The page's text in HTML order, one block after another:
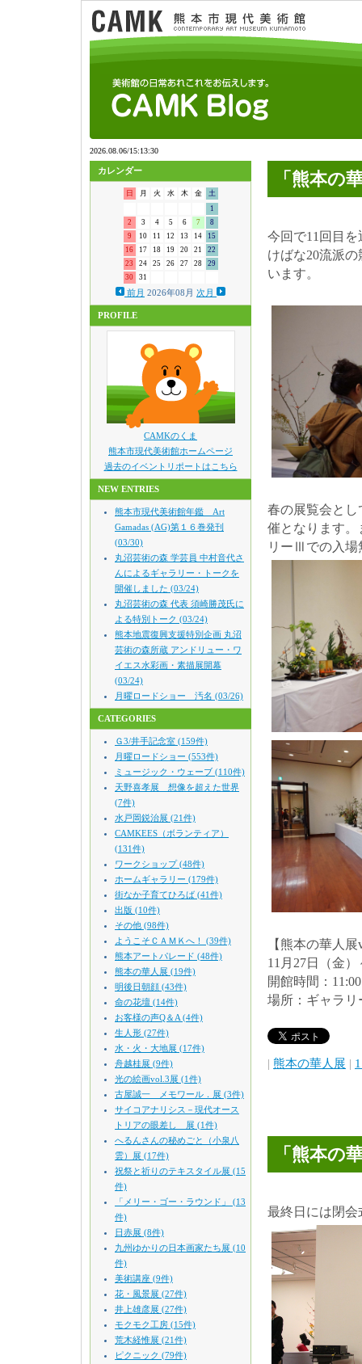
カレンダー
日 月 火 水 木 金
土
1
2
3 4 5 6 7
8
9
10 11 12 13 14
15
16
17 18 19 20 21
22
23
24 25 26 27 28
29
30
31
前月 2026年08月 次月
PROFILE
CAMKのくま
熊本市現代美術館ホームページ
過去のイベントリポートはこちら
NEW ENTRIES
熊本市現代美術館年鑑 Art
Gamadas (AG)第１６巻発刊
(03/30)
丸沼芸術の森 学芸員 中村音代さ
んによるギャラリー・トークを
開催しました (03/24)
丸沼芸術の森 代表 須崎勝茂氏に
よる特別トーク (03/24)
熊本地震復興支援特別企画 丸沼
芸術の森所蔵 アンドリュー・ワ
イエス水彩画・素描展開幕
(03/24)
月曜ロードショー 汚名 (03/26)
CATEGORIES
Ｇ3/井手記念室 (159件)
月曜ロードショー (553件)
ミュージック・ウェーブ (110件)
天野喜孝展 想像を超えた世界
(7件)
水戸岡鋭治展 (21件)
CAMKEES（ボランティア）
(131件)
ワークショップ (48件)
ホームギャラリー (179件)
街なか子育てひろば (41件)
出版 (10件)
その他 (98件)
ようこそＣＡＭＫへ！ (39件)
熊本アートパレード (48件)
熊本の華人展 (19件)
明後日朝顔 (43件)
命の花壇 (14件)
お客様の声Q＆A (4件)
生人形 (27件)
水・火・大地展 (17件)
舟越桂展 (9件)
光の絵画vol.3展 (1件)
古屋誠一 メモワール．展 (3件)
サイコアナリシス－現代オース
トリアの眼差し 展 (1件)
へるんさんの秘めごと（小泉八
雲）展 (17件)
祝祭と祈りのテキスタイル展 (15
件)
「メリー・ゴー・ラウンド」 (13
件)
日赤展 (8件)
九州ゆかりの日本画家たち展 (10
件)
美術講座 (9件)
花・風景展 (27件)
井上雄彦展 (27件)
モクモク工房 (15件)
荒木経惟展 (21件)
ピクニック (79件)
「熊本の
今回で11回目
けばな20流派
います。
春の展覧会とし
催となります
リーⅢでの入場
【熊本の華人展
11月27日（金
開館時間：
場所：ギャラ
| 熊本の華人展 |
「熊本の
最終日には閉